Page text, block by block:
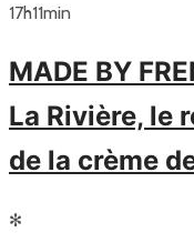
17h11min
MADE BY
La Rivière, le
de la crème
✻